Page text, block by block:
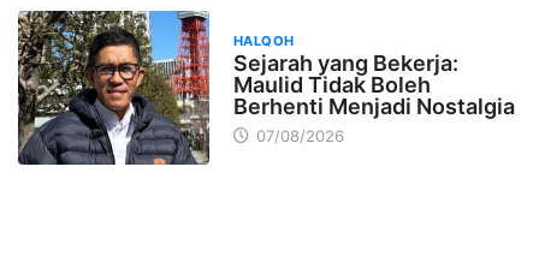
HALQOH
Sejarah yang Bekerja:
Maulid Tidak Boleh
Berhenti Menjadi Nostalgia
07/08/2026